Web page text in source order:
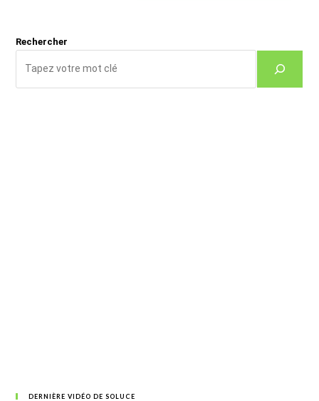
Rechercher
DERNIÈRE VIDÉO DE SOLUCE